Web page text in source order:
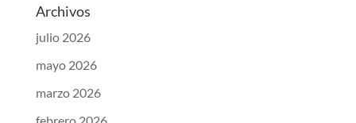
Archivos
julio 2026
mayo 2026
marzo 2026